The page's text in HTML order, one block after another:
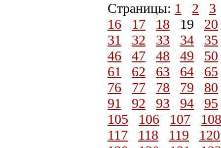
Страницы: 1 2
3
16
17 18 19 20
31
32 33 34
35
46
47 48 49
50
61
62 63 64
65
76
77 78 79
80
91
92 93 94
95
105
106 107
108
117
118 119
120